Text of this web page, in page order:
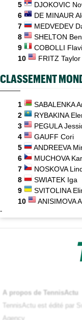
5
DJOKOVIC
6
DE MINAUR
7
MEDVEDEV
8
SHELTON Ben
9
COBOLLI
10
FRITZ Taylor
CLASSEMENT
1 SABALENKA
2
RYBAKINA
3
PEGULA
4
GAUFF Cori
5
ANDREEVA
6
MUCHOVA
7
NOSKOVA
8
SWIATEK Iga
9
SVITOLINA
10
ANISIMOVA
-
A propos de TennisActu
TennisActu est édité par
Agency